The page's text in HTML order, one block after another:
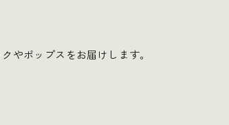
やポップスをお届けします。